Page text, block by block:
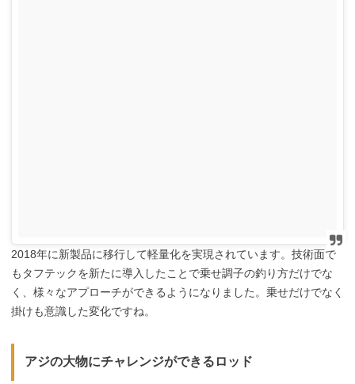
2018年に新製品に移行して軽量化を実現されています。技術面で
もタフテックを新たに導入したことで乗せ調子の釣り方だけでな
く、様々なアプローチができるようになりました。乗せだけでなく
掛けも意識した変化ですね。
アジの大物にチャレンジができるロッド